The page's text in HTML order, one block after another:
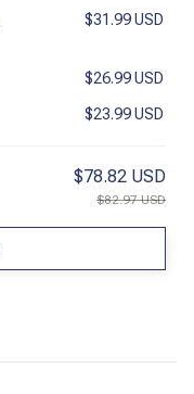
$31.99 USD
$26.99 USD
$23.99 USD
$78.82 USD
$82.97 USD